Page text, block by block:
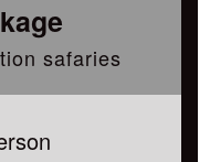
safaries